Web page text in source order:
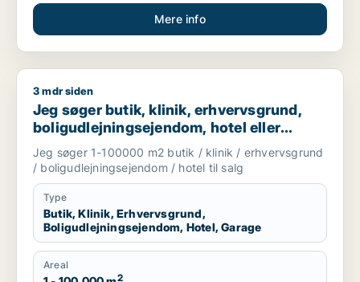
Mere info
Jeg søger butik, klinik, erhvervsgrund,
3 mdr siden
Jeg søger butik, klinik, erhvervsgrund,
boligudlejningsejendom, hotel eller
garage til salg i Storkøbenhavn
Jeg søger 1-100000 m2 butik / klinik / erhvervsgrund
/ boligudlejningsejendom / hotel til salg
Type
Butik, Klinik, Erhvervsgrund,
Boligudlejningsejendom, Hotel, Garage
Areal
2